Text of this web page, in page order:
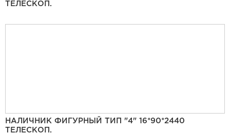
ТЕЛЕСКОП.
НАЛИЧНИК ФИГУРНЫЙ ТИП "4" 16*90*2440
ТЕЛЕСКОП.